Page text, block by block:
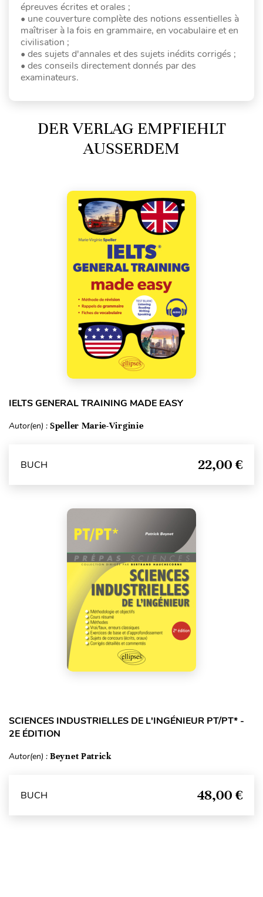
épreuves écrites et orales ;
• une couverture complète des notions essentielles à
maîtriser à la fois en grammaire, en vocabulaire et en
civilisation ;
• des sujets d'annales et des sujets inédits corrigés ;
• des conseils directement donnés par des
examinateurs.
DER VERLAG EMPFIEHLT
AUSSERDEM
IELTS GENERAL TRAINING MADE EASY
Autor(en) : Speller Marie-Virginie
BUCH 22,00 €
SCIENCES INDUSTRIELLES DE L'INGÉNIEUR PT/PT* -
2E ÉDITION
Autor(en) : Beynet Patrick
BUCH 48,00 €